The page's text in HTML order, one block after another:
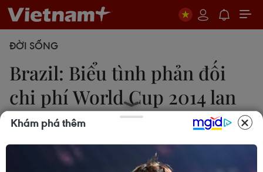
ĐỜI SỐNG
Brazil: Biểu tình phản đối
chi phí World Cup 2014 lan
rộng
16/05/2014 05:34
Khám phá thêm